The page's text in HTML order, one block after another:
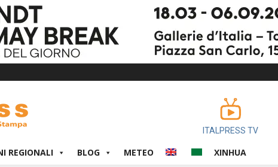
ITALPRESS TV
REGIONALI BLOG METEO XINHUA